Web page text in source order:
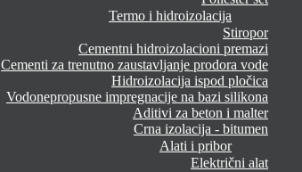
Termo i hidroizolacija
Stiropor
Cementni hidroizolacioni premazi
Cementi za trenutno zaustavljanje prodora vode
Hidroizolacija ispod pločica
Vodonepropusne impregnacije na bazi silikona
Aditivi za beton i malter
Crna izolacija - bitumen
Alati i pribor
Električni alat